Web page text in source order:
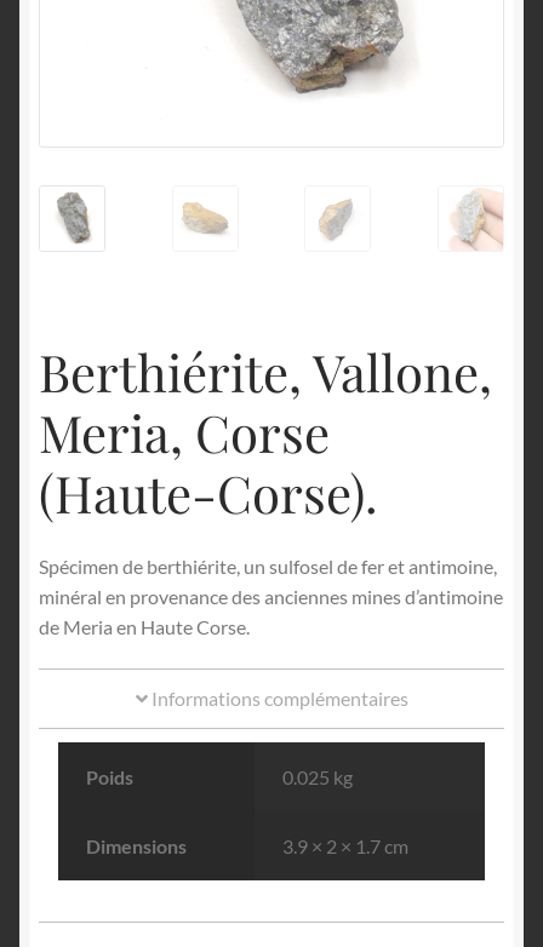
Berthiérite, Vallone,
Meria, Corse
(Haute-Corse).
Spécimen de berthiérite, un sulfosel de fer et antimoine,
minéral en provenance des anciennes mines d’antimoine
de Meria en Haute Corse.
Informations complémentaires
Poids 0.025 kg
Dimensions 3.9 × 2 × 1.7 cm